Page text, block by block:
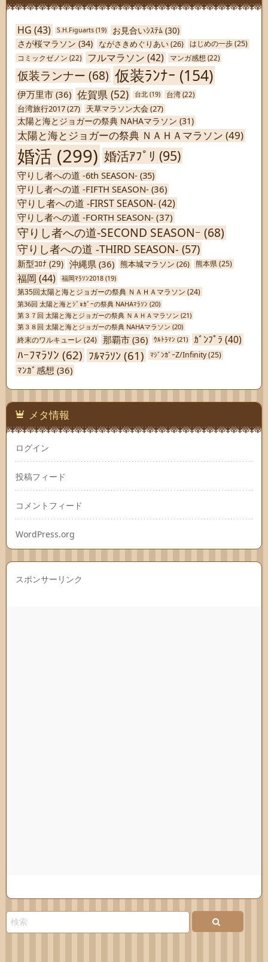
HG (43) S.H.Figuarts (19) お見合いｼｽﾃﾑ (30)
さが桜マラソン (34) ながさきめぐりあい(26) はじめの一歩(25)
コミックゼノン (22) フルマラソン (42) マンガ感想 (22)
仮装ランナー (68) 仮装ﾗﾝﾅｰ (154)
伊万里市 (36) 佐賀県 (52) 台北 (19) 台湾 (22)
台湾旅行2017(27) 天草マラソン大会 (27)
太陽と海とジョガーの祭典 NAHAマラソン (31)
太陽と海とジョガーの祭典 ＮＡＨＡマラソン (49)
婚活 (299) 婚活ｱﾌﾟﾘ (95)
守りし者への道 -6th SEASON- (35)
守りし者への道 -FIFTH SEASON- (36)
守りし者への道 -FIRST SEASON-(42)
守りし者への道 -FORTH SEASON- (37)
守りし者への道-SECOND SEASONｰ (68)
守りし者への道 -THIRD SEASON- (57)
新型ｺﾛﾅ (29) 沖縄県 (36) 熊本城マラソン (26) 熊本県(25)
福岡 (44) 福岡ﾏﾗｿﾝ2018 (19)
第35回太陽と海とジョガーの祭典 ＮＡＨＡマラソン (24)
第36回 太陽と海とｼﾞｮｶﾞｰの祭典 NAHAﾏﾗｿﾝ (20)
第３７回 太陽と海とジョガーの祭典 ＮＡＨＡマラソン (21)
第３８回 太陽と海とジョガーの祭典 NAHAマラソン (20)
終末のワルキューレ (24) 那覇市 (36) ｳﾙﾄﾗﾏﾝ (21) ｶﾞﾝﾌﾟﾗ (40)
ﾊｰﾌﾏﾗｿﾝ (62) ﾌﾙﾏﾗｿﾝ (61) ﾏｼﾞﾝｶﾞｰZ/Infinity(25)
ﾏﾝｶﾞ感想 (36)
メタ情報
ログイン
投稿フィード
コメントフィード
WordPress.org
スポンサーリンク